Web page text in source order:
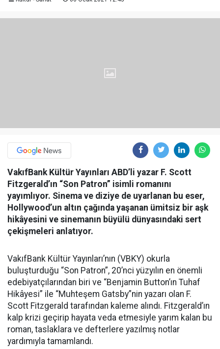
VakıfBank Kültür Yayınları ABD’li yazar F. Scott
Fitzgerald’ın “Son Patron” isimli romanını
yayımlıyor. Sinema ve diziye de uyarlanan bu eser,
Hollywood’un altın çağında yaşanan ümitsiz bir aşk
hikâyesini ve sinemanın büyülü dünyasındaki sert
çekişmeleri anlatıyor.
VakıfBank Kültür Yayınları’nın (VBKY) okurla
buluşturduğu “Son Patron”, 20’nci yüzyılın en önemli
edebiyatçılarından biri ve “Benjamin Button’ın Tuhaf
Hikâyesi” ile “Muhteşem Gatsby”nin yazarı olan F.
Scott Fitzgerald tarafından kaleme alındı. Fitzgerald’ın
kalp krizi geçirip hayata veda etmesiyle yarım kalan bu
roman, taslaklara ve defterlere yazılmış notlar
yardımıyla tamamlandı.